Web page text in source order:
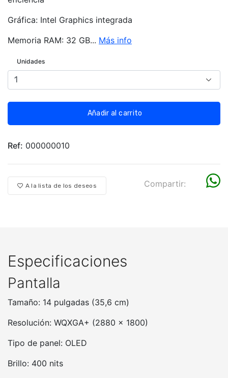
Gráfica: Intel Graphics integrada
Memoria RAM: 32 GB... Más info
Unidades
Añadir al carrito
Ref: 000000010
A la lista de los deseos Compartir:
Especificaciones
Pantalla
Tamaño: 14 pulgadas (35,6 cm)
Resolución: WQXGA+ (2880 x 1800)
Tipo de panel: OLED
Brillo: 400 nits